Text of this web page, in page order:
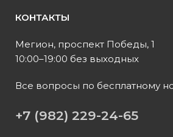
КОНТАКТЫ
Мегион, проспект Победы, 1
10:00–19:00 без выходных
Все вопросы по бесплатному
+7 (982) 229-24-65